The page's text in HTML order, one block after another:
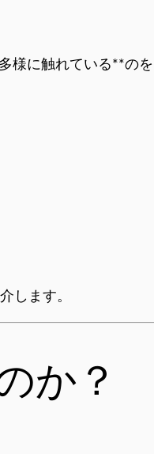
様に触れている**の
します。
か？